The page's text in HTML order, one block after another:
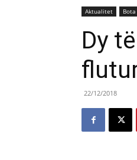
Aktualitet Bota
Dy
22/12/2018